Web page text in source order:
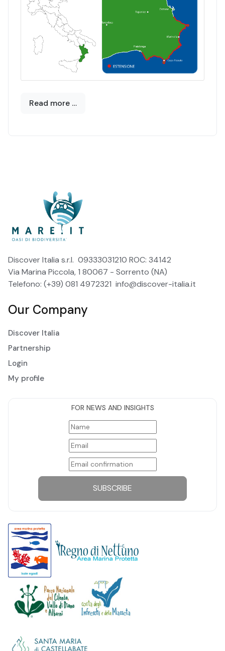
Read more …
Discover Italia s.r.l. 09333031210 ROC: 34142
Via Marina Piccola, 1 80067 - Sorrento (NA)
Telefono: (+39) 081 4972321 info@discover-italia.it
Our Company
Discover Italia
Partnership
Login
My profile
FOR NEWS AND INSIGHTS
SUBSCRIBE